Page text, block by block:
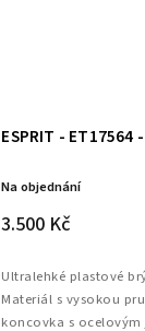
ESPRIT - ET17564
Na objednání
3.500 Kč
Ultralehké plastové
Materiál s vysokou